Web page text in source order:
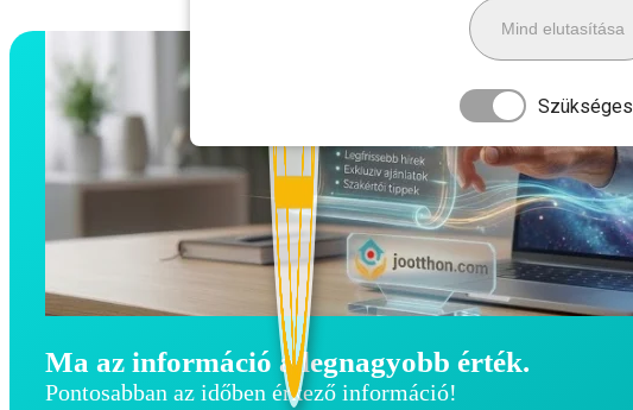
Ma az információ a legnagyobb érték.
Pontosabban az időben érkező információ!
Mind elutasítása
Szükséges